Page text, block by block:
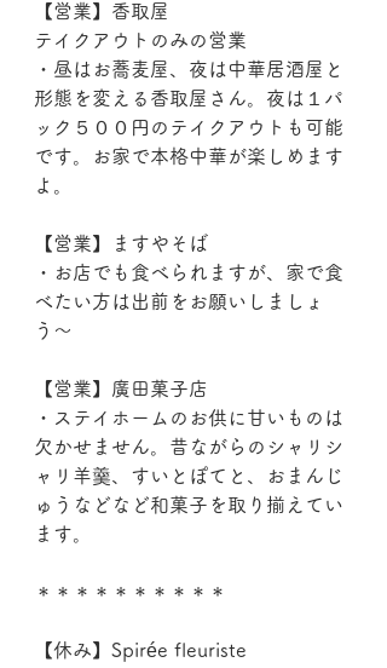
【営業】香取屋
テイクアウトのみの営業
・昼はお蕎麦屋、夜は中華居酒屋と
形態を変える香取屋さん。夜は１パ
ック５００円のテイクアウトも可能
です。お家で本格中華が楽しめます
よ。
【営業】ますやそば
・お店でも食べられますが、家で食
べたい方は出前をお願いしましょ
う〜
【営業】廣田菓子店
・ステイホームのお供に甘いものは
欠かせません。昔ながらのシャリシ
ャリ羊羹、すいとぽてと、おまんじ
ゅうなどなど和菓子を取り揃えてい
ます。
＊＊＊＊＊＊＊＊＊＊
【休み】Spirée fleuriste